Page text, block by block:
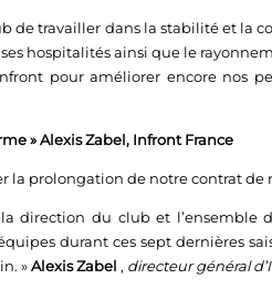
de travailler dans la stabilité et la
hospitalités ainsi que le
pour améliorer encore nos
» Alexis Zabel, Infront France
la prolongation de notre contrat de
direction du club et l’ensemble
durant ces sept dernières
»Alexis Zabel , directeur général